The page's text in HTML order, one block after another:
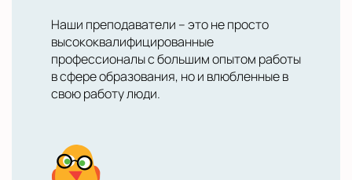
Наши преподаватели – это не просто
высококвалифицированные
профессионалы с большим опытом работы
в сфере образования, но и влюбленные в
свою работу люди.